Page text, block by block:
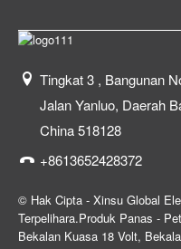
Tingkat 3 , Bangunan
Jalan Yanluo, Daerah
China 518128
+8613652428372
© Hak Cipta - Xinsu Global
Terpelihara.Produk Panas -
Bekalan Kuasa 18 Volt,